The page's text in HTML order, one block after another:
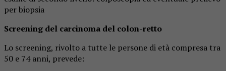
per biopsia
Screening del carcinoma del colon-retto
Lo screening, rivolto a tutte le persone di età compresa tra
50 e 74 anni, prevede: